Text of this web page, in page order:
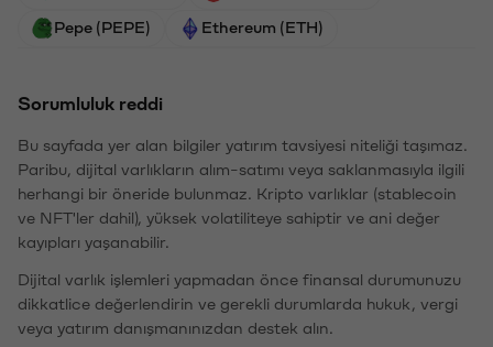
Pepe (PEPE) Ethereum (ETH)
Sorumluluk reddi
Bu sayfada yer alan bilgiler yatırım tavsiyesi niteliği taşımaz.
Paribu, dijital varlıkların alım-satımı veya saklanmasıyla ilgili
herhangi bir öneride bulunmaz. Kripto varlıklar (stablecoin
ve NFT'ler dahil), yüksek volatiliteye sahiptir ve ani değer
kayıpları yaşanabilir.
Dijital varlık işlemleri yapmadan önce finansal durumunuzu
dikkatlice değerlendirin ve gerekli durumlarda hukuk, vergi
veya yatırım danışmanınızdan destek alın.